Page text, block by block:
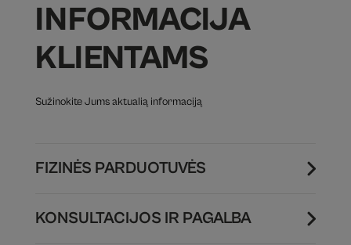
INFORMACIJA
KLIENTAMS
Sužinokite Jums aktualią informaciją
FIZINĖS PARDUOTUVĖS
KONSULTACIJOS IR PAGALBA